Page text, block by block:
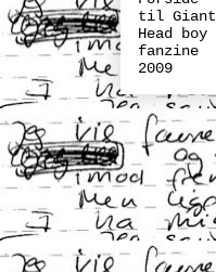
til Giant
Head boy
fanzine
2009